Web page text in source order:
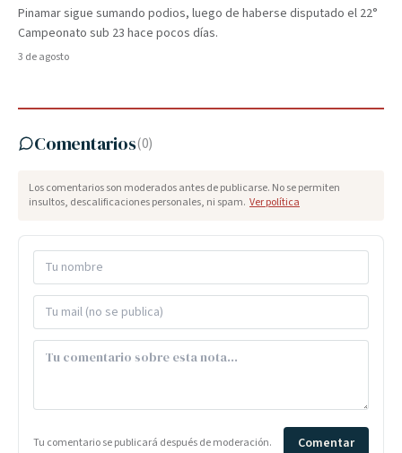
Pinamar sigue sumando podios, luego de haberse disputado el 22°
Campeonato sub 23 hace pocos días.
3 de agosto
Comentarios(0)
Los comentarios son moderados antes de publicarse. No se permiten
insultos, descalificaciones personales, ni spam. Ver política
Tu comentario se publicará después de moderación. Comentar